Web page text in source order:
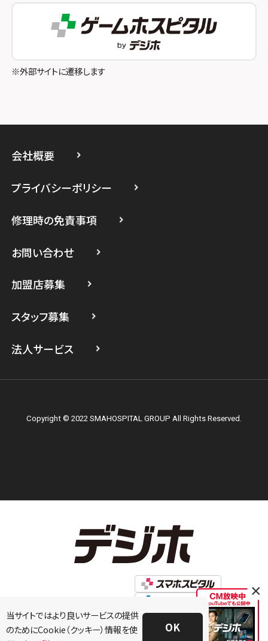
スマホスピタル町田
スマホスピタル吉祥寺
スマホスピタル立川
スマホスピタル たまプラーザ駅前
スマホスピタル 登戸・向ヶ丘遊園
スマホスピタル 武蔵小杉
スマホスピタル テルル上大岡
※外部サイトに遷移します
会社概要
プライバシーポリシー
修理時の免責事項
お問い合わせ
加盟店募集
スタッフ募集
法人サービス
Copyright © 2022 SMAHOSPITAL GROUP All Rights Reserved.
×
当サイトではより良いサービスの提供
のためにCookie（クッキー）情報を使
OK